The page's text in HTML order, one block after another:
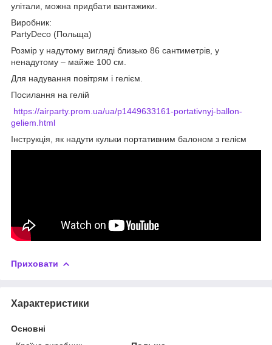
улітали, можна придбати вантажики.
Виробник:
PartyDeco (Польща)
Розмір у надутому вигляді близько 86 сантиметрів, у
ненадутому – майже 100 см.
Для надування повітрям і гелієм.
Посилання на гелій
https://airparty.prom.ua/ua/p1449633161-portativnyj-ballon-
geliem.html
Інструкція, як надути кульки портативним балоном з гелієм
Приховати
Характеристики
Основні